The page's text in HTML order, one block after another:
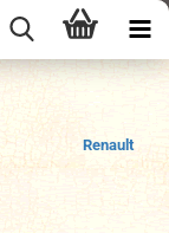
Renault